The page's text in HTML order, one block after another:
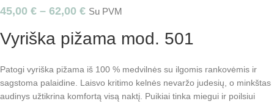
45,00 € – 62,00 € Su PVM
Vyriška pižama mod. 501
Patogi vyriška pižama iš 100 % medvilnės su ilgomis rankovėmis ir
sagstoma palaidine. Laisvo kritimo kelnės nevaržo judesių, o minkštas
audinys užtikrina komfortą visą naktį. Puikiai tinka miegui ir poilsiui